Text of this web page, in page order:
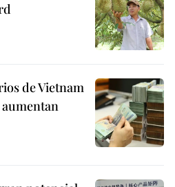
de Vietnam